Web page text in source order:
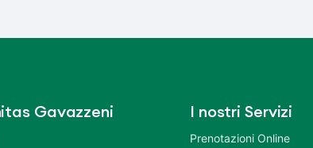
Gavazzeni I nostri Servizi
Prenotazioni Online